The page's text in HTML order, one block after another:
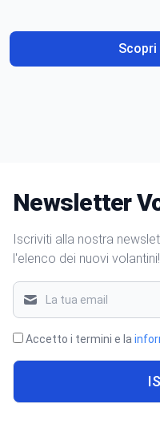
Newsletter
Iscriviti alla nostra
l'elenco dei nuovi volantini!
Accetto i termini e la